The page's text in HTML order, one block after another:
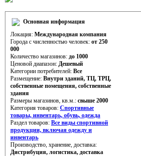
Основная информация
Локация: Международная компания
Города с численностью человек: от 250
000
Количество магазинов: до 1000
Ценовой диапазон: Дешевый
Категории потребителей: Все
Размещение: Внутри зданий, ТЦ, ТРЦ,
cобственные помещения, cобственные
здания
Размеры магазинов, кв.м.: свыше 2000
Категория товаров: Спортивные
товары, инвентарь, обувь, одежда
Раздел товаров: Все виды спортивной
продукции, включая одежду и
инвентарь
Производство, хранение, доставка:
Дистрибуция, логистика, доставка